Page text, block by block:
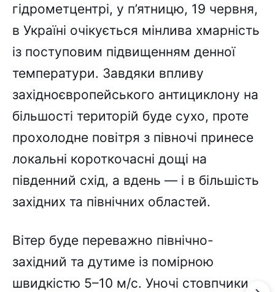
гідрометцентрі, у п’ятницю, 19 червня,
в Україні очікується мінлива хмарність
із поступовим підвищенням денної
температури. Завдяки впливу
західноєвропейського антициклону на
більшості територій буде сухо, проте
прохолодне повітря з півночі принесе
локальні короткочасні дощі на
південний схід, а вдень — і в більшість
західних та північних областей.
Вітер буде переважно північно-
західний та дутиме із помірною
швидкістю 5–10 м/с. Уночі стовпчики